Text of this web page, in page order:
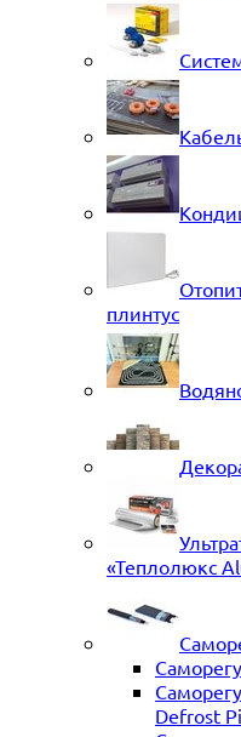
плинтус
«Теплолюкс
Defrost